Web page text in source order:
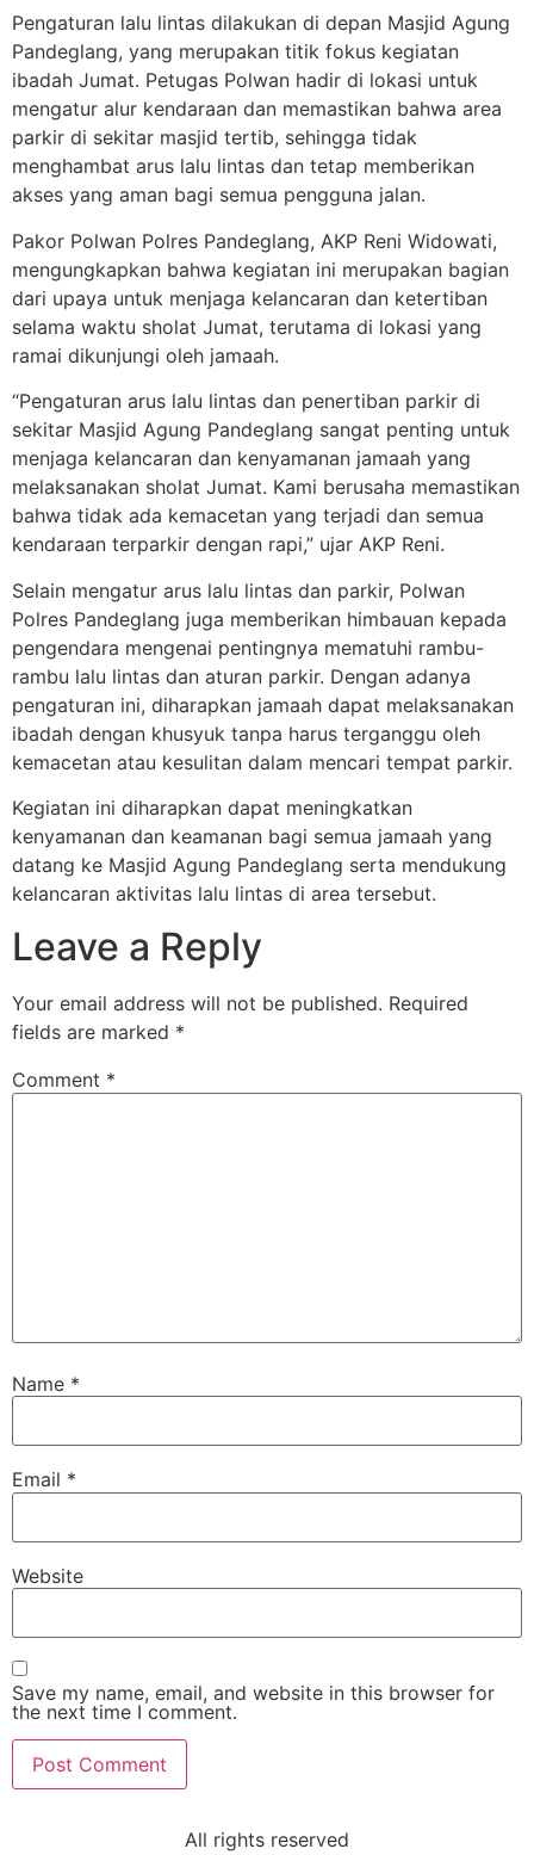
Pengaturan lalu lintas dilakukan di depan Masjid Agung
Pandeglang, yang merupakan titik fokus kegiatan
ibadah Jumat. Petugas Polwan hadir di lokasi untuk
mengatur alur kendaraan dan memastikan bahwa area
parkir di sekitar masjid tertib, sehingga tidak
menghambat arus lalu lintas dan tetap memberikan
akses yang aman bagi semua pengguna jalan.
Pakor Polwan Polres Pandeglang, AKP Reni Widowati,
mengungkapkan bahwa kegiatan ini merupakan bagian
dari upaya untuk menjaga kelancaran dan ketertiban
selama waktu sholat Jumat, terutama di lokasi yang
ramai dikunjungi oleh jamaah.
“Pengaturan arus lalu lintas dan penertiban parkir di
sekitar Masjid Agung Pandeglang sangat penting untuk
menjaga kelancaran dan kenyamanan jamaah yang
melaksanakan sholat Jumat. Kami berusaha memastikan
bahwa tidak ada kemacetan yang terjadi dan semua
kendaraan terparkir dengan rapi,” ujar AKP Reni.
Selain mengatur arus lalu lintas dan parkir, Polwan
Polres Pandeglang juga memberikan himbauan kepada
pengendara mengenai pentingnya mematuhi rambu-
rambu lalu lintas dan aturan parkir. Dengan adanya
pengaturan ini, diharapkan jamaah dapat melaksanakan
ibadah dengan khusyuk tanpa harus terganggu oleh
kemacetan atau kesulitan dalam mencari tempat parkir.
Kegiatan ini diharapkan dapat meningkatkan
kenyamanan dan keamanan bagi semua jamaah yang
datang ke Masjid Agung Pandeglang serta mendukung
kelancaran aktivitas lalu lintas di area tersebut.
Leave a Reply
Your email address will not be published. Required
fields are marked *
Comment *
Name *
Email *
Website
Save my name, email, and website in this browser for
the next time I comment.
All rights reserved